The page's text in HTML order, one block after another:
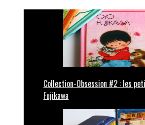
Collection-Obsession #2 : les
Fujikawa